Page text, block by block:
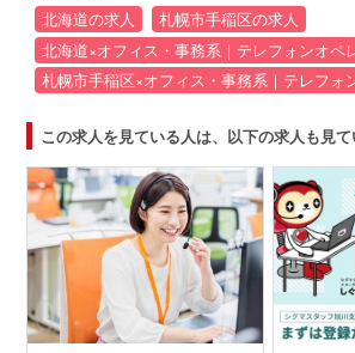
北海道の求人
札幌市手稲区の求人
北海道×オフィス・事務系｜テレフォンオペ
札幌市手稲区×オフィス・事務系｜テレフォ
この求人を見ている人は、以下の求人も見